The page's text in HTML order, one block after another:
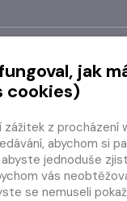
jak
cookies)
zážitek z procházení
abychom si
jednoduše
vás
se nemuseli